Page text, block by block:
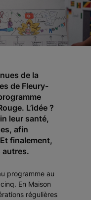
de la
de Fleury-
L’idée ?
leur santé,
afin
finalement,
autres.
programme au
En Maison
régulières